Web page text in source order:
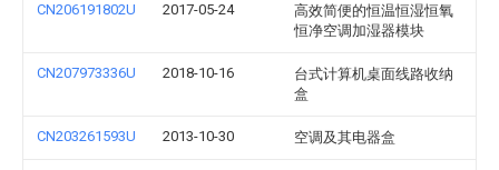
CN206191802U 2017-05-24
高效简便的恒温恒湿恒氧
恒净空调加湿器模块
CN207973336U 2018-10-16
台式计算机桌面线路收纳
盒
CN203261593U 2013-10-30 空调及其电器盒